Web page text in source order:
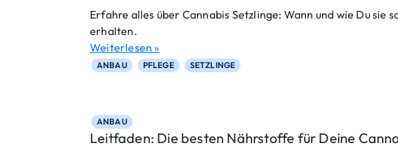
Erfahre alles über Cannabis Setzlinge: Wann und wie Du
erhalten.
Weiterlesen »
ANBAU PFLEGE SETZLINGE
ANBAU
Leitfaden: Die besten Nährstoffe für Deine